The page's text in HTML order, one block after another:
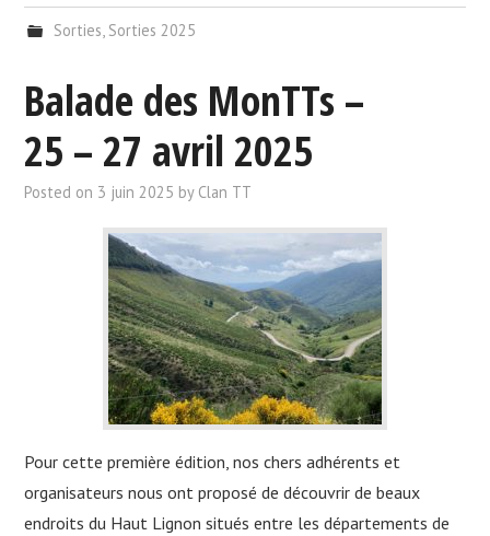
Sorties, Sorties 2025
Balade des MonTTs –
25 – 27 avril 2025
Posted on 3 juin 2025 by Clan TT
Pour cette première édition, nos chers adhérents et
organisateurs nous ont proposé de découvrir de beaux
endroits du Haut Lignon situés entre les départements de